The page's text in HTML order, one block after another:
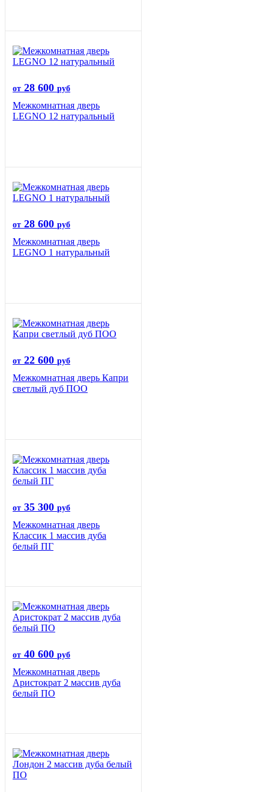
от 28 600 руб
Межкомнатная дверь
LEGNO 12 натуральный
от 28 600 руб
Межкомнатная дверь
LEGNO 1 натуральный
от 22 600 руб
Межкомнатная дверь Капри
светлый дуб ПОО
от 35 300 руб
Межкомнатная дверь
Классик 1 массив дуба
белый ПГ
от 40 600 руб
Межкомнатная дверь
Аристократ 2 массив дуба
белый ПО